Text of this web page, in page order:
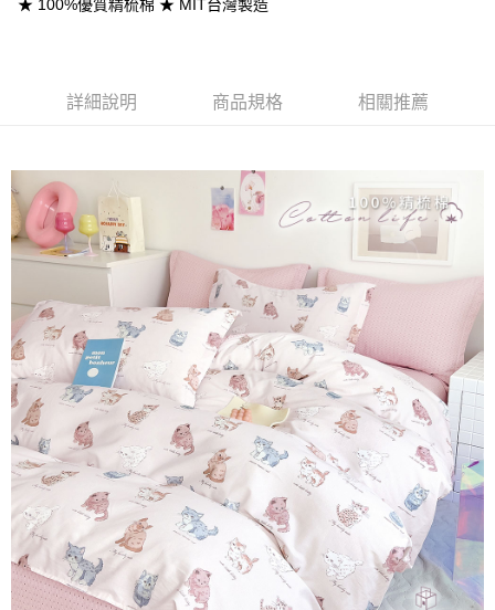
台灣樂天信用卡公司
大哥付你分期
1.本服務由台灣大哥大提供，台灣大哥大用戶可立即使用無須另外申請。
2.付款方式選擇「大哥付你分期」，訂單成立後會自動跳轉到大哥付的交易
流程，驗證手機門號後，選擇欲分期的期數、繳款截止日，確認付款後即完
成交易。
3.實際核准額度、可分期數及費用金額請依後續交易確認頁面所載為準。
4.訂單成立30分鐘內，如未前往確認交易或遇審核未通過，訂單將自動取
消。如遇「轉專審核」未通過狀況，表示未達大哥付你分期系統評分，恕無
法說明評估內容。
【繳款方式說明】
1.分期款項不併入電信帳單，「大哥付你分期」於每月結算日後寄送繳費提
醒簡訊。
2.透過簡訊連結打開帳單後，可選擇「超商條碼／台灣大直營門市／銀行轉
帳／街口支付／iPASS MONEY」等通路繳費。
【注意事項】
1.本服務係由「台灣大哥大股份有限公司」（以下簡稱本公司）所提供，讓
用戶於交易時，得透過本服務購買商品或服務，並由商店將買賣／分期付款
買賣價金債權讓與本公司後，依約使用本公司帳單繳交帳款。
2.基於同意付款使用「大哥付你分期」之契約關係目的，商店將以您的個人
資料（包含姓名、電話或地址）提供予台灣大哥大進項蒐集、處理及利用，
由本公司與您本人進行分期帳單所需資料之確認、核對及更正。
3.完整用戶服務條款，請詳閱以下連結：https://oppay.tw/userRule
AFTEE先享後付
相關說明
【關於「AFTEE先享後付」】
AFTEE先享後付是「在收到商品之後才付款」的支付方式。 讓您購物簡單
便利好安心！
１．簡單：不需註冊會員、不需綁卡、不需儲值。
２．便利：只要手機號碼，簡訊認證，即可結帳。
３．安心：先確認商品／服務後，再付款。
【「AFTEE先享後付」結帳流程】
１．於結帳方式選擇「AFTEE先享後付」後，將跳轉至「AFTEE先享後付」
結帳頁面，進行簡訊認證並確認金額後，即可完成結帳。
２．訂單成立數日內，您將收到繳費通知簡訊。
３．收到繳費通知簡訊後14天內，點擊此簡訊中的連結，可透過四大超商／
ATM／網路銀行／等多元方式進行付款，方視為交易完成。
※ 請注意：結帳手續完成當下不需立刻繳費，但若您需要取消訂單，請聯絡
購買商品的店家。未經商家同意取消之訂單仍視為有效，需透過AFTEE先享
後付繳納相關費用。
※ 交易是否成功請以「AFTEE先享後付 」之結帳頁面顯示為準，若有關於
是否繳費成功／繳費後需取消欲退款等相關疑問，請聯繫「AFTEE先享後付
客戶支援中心」
https://netprotections.freshdesk.com/support/home
Hami Point
「Hami Point」為中華電信所提供之點數服務，可於會員專區綁定中華電信
會員帳號後，即可在購物車使用 Hami Point 折抵消費金額 (1點等於1元)。
ATM付款
運送方式
全家取貨付款
每筆NT$60，滿NT$699(含以上)免運費
付款後全家取貨
每筆NT$60，滿NT$699(含以上)免運費
7-11取貨付款
每筆NT$60，滿NT$999(含以上)免運費
★ 100%優質精梳棉 ★ MIT台灣製造
詳細說明 商品規格 相關推薦